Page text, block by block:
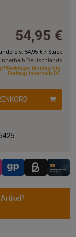
54,95 €
54,95 € / Stück
Deutschlands
Montag bis
Freitag) innerhalb DE